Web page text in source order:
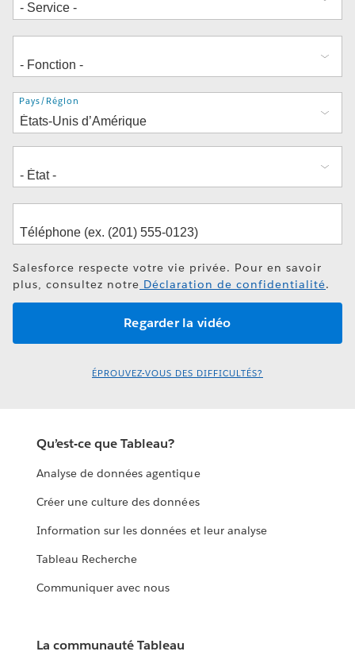
Adresse
Pays/Région
Salesforce respecte votre vie privée. Pour en savoir
plus, consultez notre Déclaration de confidentialité.
ÉPROUVEZ-VOUS DES DIFFICULTÉS?
Qu’est-ce que Tableau?
Analyse de données agentique
Créer une culture des données
Information sur les données et leur analyse
Tableau Recherche
Communiquer avec nous
La communauté Tableau